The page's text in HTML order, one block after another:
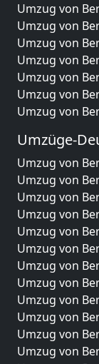
Umzug von
Umzug von
Umzug von
Umzug von
Umzug von
Umzug von
Umzug von
Umzüge-
Umzug von
Umzug von
Umzug von
Umzug von
Umzug von
Umzug von
Umzug von
Umzug von
Umzug von
Umzug von
Umzug von
Umzug von